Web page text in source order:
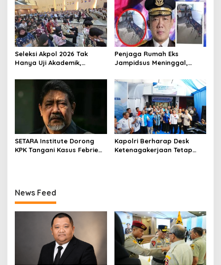
Seleksi Akpol 2026 Tak
Hanya Uji Akademik,
Penilaian
Penjaga Rumah Eks
Jampidsus Meninggal,
Atensi Khusus
SETARA Institute Dorong
KPK Tangani Kasus Febrie
Kapolri Berharap Desk
Ketenagakerjaan Tetap
News Feed